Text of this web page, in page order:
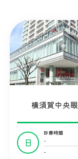
横須賀中央
日
診療時間
-
-